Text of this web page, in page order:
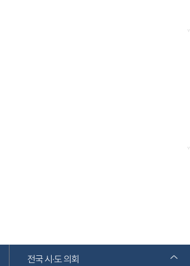
전국 시·도 의회